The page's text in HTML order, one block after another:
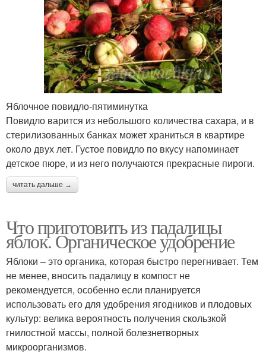
Яблочное повидло-пятиминутка
Повидло варится из небольшого количества сахара, и в
стерилизованных банках может храниться в квартире
около двух лет. Густое повидло по вкусу напоминает
детское пюре, и из него получаются прекрасные пироги.
читать дальше →
Что приготовить из падалицы
яблок. Органическое удобрение
Яблоки – это органика, которая быстро перегнивает. Тем
не менее, вносить падалицу в компост не
рекомендуется, особенно если планируется
использовать его для удобрения ягодников и плодовых
культур: велика вероятность получения скользкой
гнилостной массы, полной болезнетворных
микроорганизмов.